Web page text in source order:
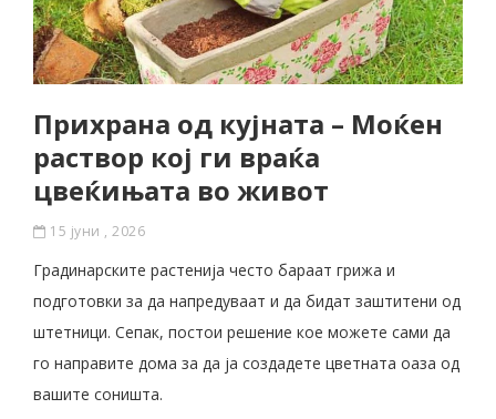
Прихрана од кујната – Mоќен
раствор кој ги враќа
цвеќињата во живот
15 јуни , 2026
Градинарските растенија често бараат грижа и
подготовки за да напредуваат и да бидат заштитени од
штетници. Сепак, постои решение кое можете сами да
го направите дома за да ја создадете цветната оаза од
вашите соништа.